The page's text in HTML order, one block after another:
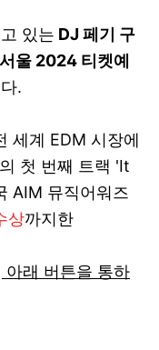
있는 DJ 페기 구
울 2024 티켓예
.
세계 EDM 시장에
첫 번째 트랙 'It
AIM 뮤직어워즈
상까지한
아래 버튼을 통하